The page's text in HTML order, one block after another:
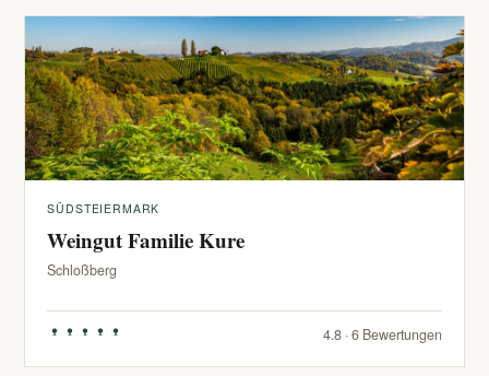
SÜDSTEIERMARK
Weingut Familie Kure
Schloßberg
4.8 · 6 Bewertungen